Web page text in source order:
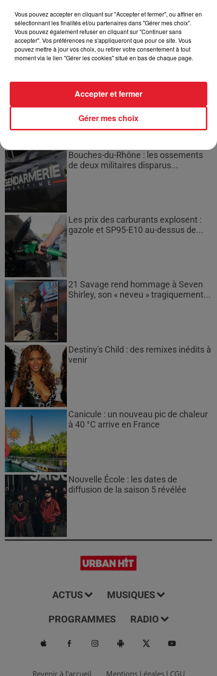
Des vitres tombent de la tour
Montparnasse : des désaccords
entre...
Incendies en Gironde : encore
plusieurs semaines avant
l'extinction...
Bouches-du-Rhône : les ossements
de deux militaires disparus...
Les prix des carburants explosent :
gazole et SP95-E10 au-dessus de...
21 Savage rend hommage à Seven
Shirley, son « neveu » tragiquement...
Destiny's Child : des remixes inédits à
venir
Canicule : un nouveau pic de chaleur
à 40 °C arrive en France
Nouvelle École : les dates de
diffusion de la saison 5 révélée
ACTUS MUSIQUES
PROGRAMMES RADIO
Revenir à l'accueil Mentions Légales I CGU
Vous pouvez accepter en cliquant sur "Accepter et fermer", ou affiner en
sélectionnant les finalités et/ou partenaires dans "Gérer mes choix".
Vous pouvez également refuser en cliquant sur "Continuer sans
accepter". Vos préférences ne s'appliqueront que pour ce site. Vous
pouvez mettre à jour vos choix, ou retirer votre consentement à tout
moment via le lien "Gérer les cookies" situé en bas de chaque page.
Gérer mes choix
Accepter et fermer